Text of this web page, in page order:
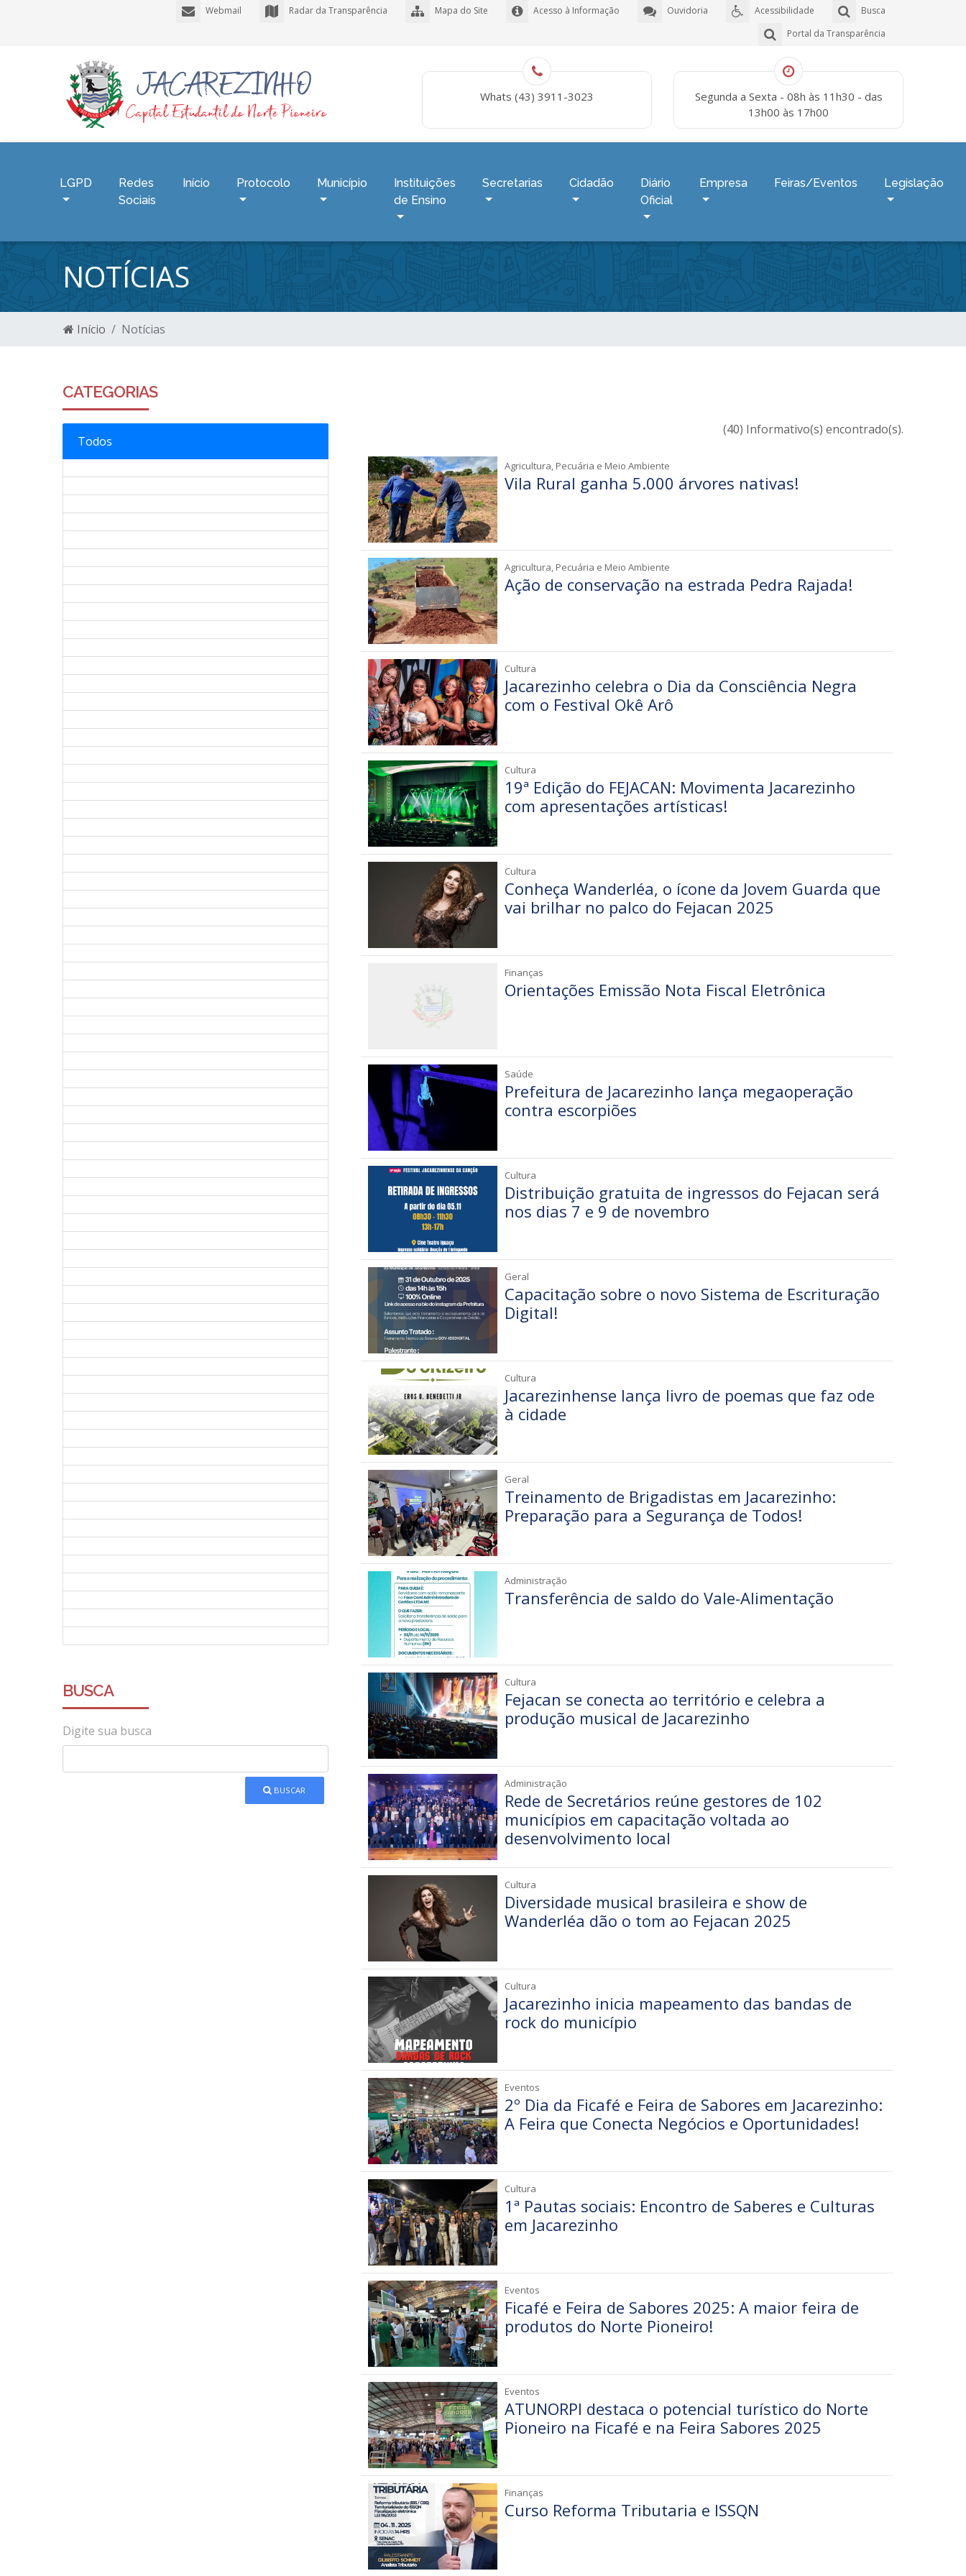
Busca
Acessibilidade
Ouvidoria
Acesso à Informação
Mapa do Site
Radar da Transparência
Webmail
Portal da Transparência
Whats (43) 3911-3023
Segunda a Sexta - 08h às 11h30 - das
13h00 às 17h00
LGPD
Redes
Sociais
Início Protocolo Município
Instituições
de Ensino
Secretarias Cidadão
Diário
Oficial
Empresa Feiras/Eventos Legislação
NOTÍCIAS
Início Notícias
CATEGORIAS
Todos
BUSCA
Digite sua busca
BUSCAR
(40) Informativo(s) encontrado(s).
Agricultura, Pecuária e Meio Ambiente
Vila Rural ganha 5.000 árvores nativas!
Agricultura, Pecuária e Meio Ambiente
Ação de conservação na estrada Pedra Rajada!
Cultura
Jacarezinho celebra o Dia da Consciência Negra
com o Festival Okê Arô
Cultura
19ª Edição do FEJACAN: Movimenta Jacarezinho
com apresentações artísticas!
Cultura
Conheça Wanderléa, o ícone da Jovem Guarda que
vai brilhar no palco do Fejacan 2025
Finanças
Orientações Emissão Nota Fiscal Eletrônica
Saúde
Prefeitura de Jacarezinho lança megaoperação
contra escorpiões
Cultura
Distribuição gratuita de ingressos do Fejacan será
nos dias 7 e 9 de novembro
Geral
Capacitação sobre o novo Sistema de Escrituração
Digital!
Cultura
Jacarezinhense lança livro de poemas que faz ode
à cidade
Geral
Treinamento de Brigadistas em Jacarezinho:
Preparação para a Segurança de Todos!
Administração
Transferência de saldo do Vale-Alimentação
Cultura
Fejacan se conecta ao território e celebra a
produção musical de Jacarezinho
Administração
Rede de Secretários reúne gestores de 102
municípios em capacitação voltada ao
desenvolvimento local
Cultura
Diversidade musical brasileira e show de
Wanderléa dão o tom ao Fejacan 2025
Cultura
Jacarezinho inicia mapeamento das bandas de
rock do município
Eventos
2º Dia da Ficafé e Feira de Sabores em Jacarezinho:
A Feira que Conecta Negócios e Oportunidades!
Cultura
1ª Pautas sociais: Encontro de Saberes e Culturas
em Jacarezinho
Eventos
Ficafé e Feira de Sabores 2025: A maior feira de
produtos do Norte Pioneiro!
Eventos
ATUNORPI destaca o potencial turístico do Norte
Pioneiro na Ficafé e na Feira Sabores 2025
Finanças
Curso Reforma Tributaria e ISSQN